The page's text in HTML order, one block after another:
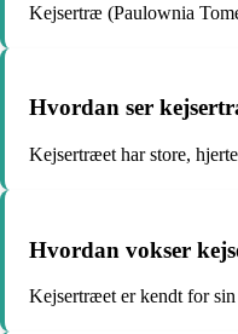
Kejsertræ (Paulownia
Hvordan ser
Kejsertræet har store,
Hvordan vokser
Kejsertræet er kendt for